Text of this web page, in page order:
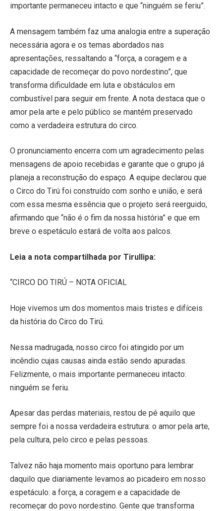
importante permaneceu intacto e que “ninguém se feriu”.
A mensagem também faz uma analogia entre a superação
necessária agora e os temas abordados nas
apresentações, ressaltando a “força, a coragem e a
capacidade de recomeçar do povo nordestino”, que
transforma dificuldade em luta e obstáculos em
combustível para seguir em frente. A nota destaca que o
amor pela arte e pelo público se mantém preservado
como a verdadeira estrutura do circo.
O pronunciamento encerra com um agradecimento pelas
mensagens de apoio recebidas e garante que o grupo já
planeja a reconstrução do espaço. A equipe declarou que
o Circo do Tirú foi construído com sonho e união, e será
com essa mesma essência que o projeto será reerguido,
afirmando que “não é o fim da nossa história” e que em
breve o espetáculo estará de volta aos palcos.
Leia a nota compartilhada por Tirullipa:
“CIRCO DO TIRÚ – NOTA OFICIAL
Hoje vivemos um dos momentos mais tristes e difíceis
da história do Circo do Tirú.
Nessa madrugada, nosso circo foi atingido por um
incêndio cujas causas ainda estão sendo apuradas.
Felizmente, o mais importante permaneceu intacto:
ninguém se feriu.
Apesar das perdas materiais, restou de pé aquilo que
sempre foi a nossa verdadeira estrutura: o amor pela arte,
pela cultura, pelo circo e pelas pessoas.
Talvez não haja momento mais oportuno para lembrar
daquilo que diariamente levamos ao picadeiro em nosso
espetáculo: a força, a coragem e a capacidade de
recomeçar do povo nordestino. Gente que transforma